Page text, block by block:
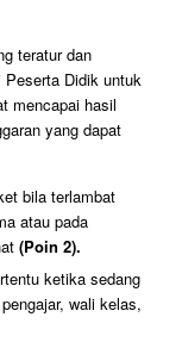
teratur dan
Didik untuk
mencapai hasil
yang dapat
bila terlambat
atau pada
(Poin 2).
ketika sedang
wali kelas,